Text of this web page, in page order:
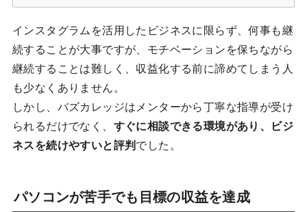
インスタグラムを活用したビジネスに限らず、何事も継
続することが大事ですが、モチベーションを保ちながら
継続することは難しく、収益化する前に諦めてしまう人
も少なくありません。
しかし、バズカレッジはメンターから丁寧な指導が受け
られるだけでなく、 すぐに相談できる環境があり、ビジ
ネスを続けやすいと評判 でした。
パソコンが苦手でも目標の収益を達成